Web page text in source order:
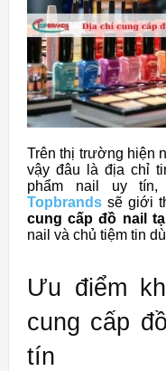
Trên thị trường hiện
vậy đâu là địa chỉ
phẩm nail uy tín,
Topbrands sẽ giới
cung cấp đồ nail
nail và chủ tiệm tin
Ưu điểm
cung cấp
tín